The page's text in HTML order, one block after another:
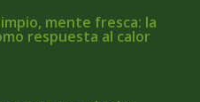
mente fresca: la
respuesta al calor